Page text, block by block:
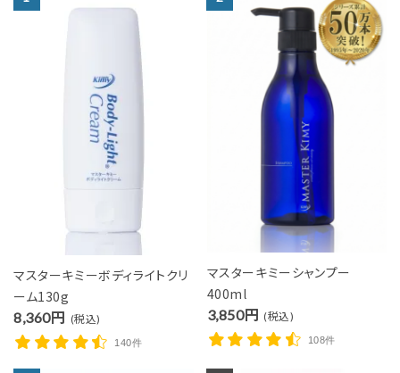
マスターキミーボディライトクリ
ーム130g
8,360円 (税込)
140件
マスターキミーシャンプー
400ml
3,850円 (税込)
108件